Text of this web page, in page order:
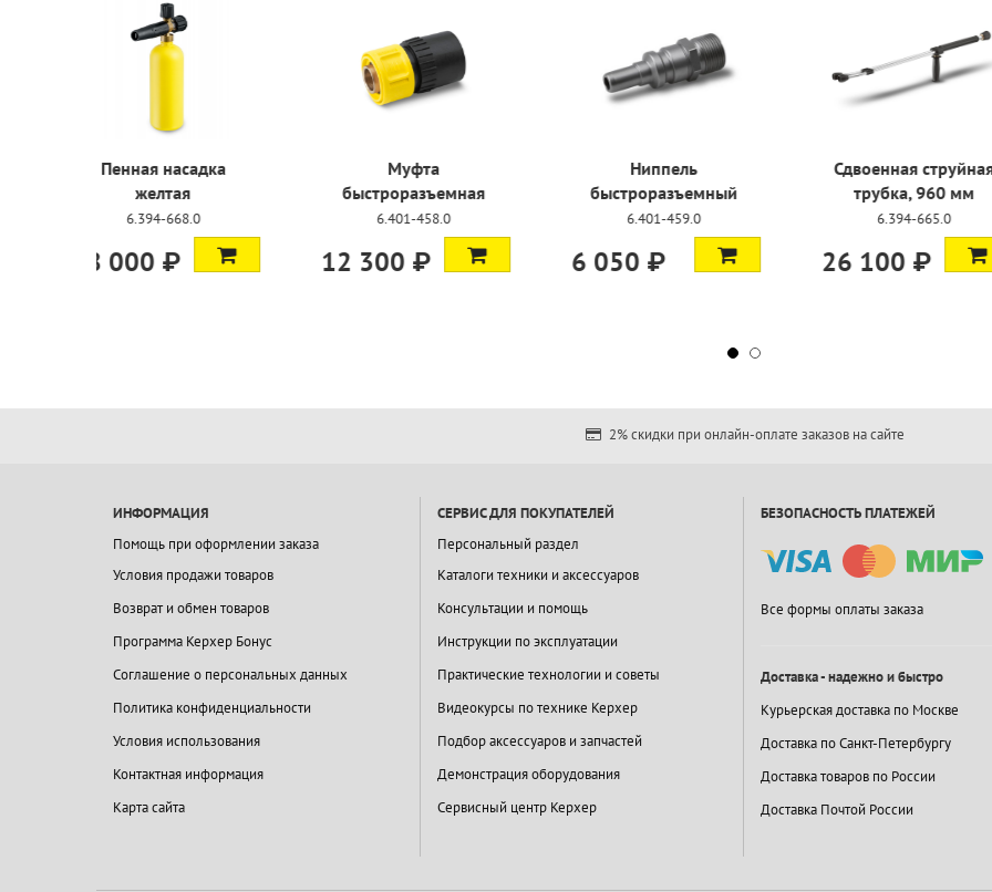
Пенная насадка
18 000 ₽
быстроразъемная
12 300 ₽
быстроразъемный
6 050 ₽ 26 100
2% скидки при онлайн-оплате заказов на сайте
ИНФОРМАЦИЯ
Помощь при оформлении заказа
Условия продажи товаров
Возврат и обмен товаров
Программа Керхер Бонус
Соглашение о персональных данных
Политика конфиденциальности
Условия использования
Контактная информация
Карта сайта
СЕРВИС ДЛЯ ПОКУПАТЕЛЕЙ
Персональный раздел
Каталоги техники и аксессуаров
Консультации и помощь
Инструкции по эксплуатации
Практические технологии и советы
Видеокурсы по технике Керхер
Подбор аксессуаров и запчастей
Демонстрация оборудования
Сервисный центр Керхер
БЕЗОПАСНОСТЬ ПЛАТЕЖЕЙ
Все формы оплаты заказа
Доставка - надежно и быстро
Курьерская доставка по Москве
Доставка по Санкт-Петербургу
Доставка товаров по России
Доставка Почтой России